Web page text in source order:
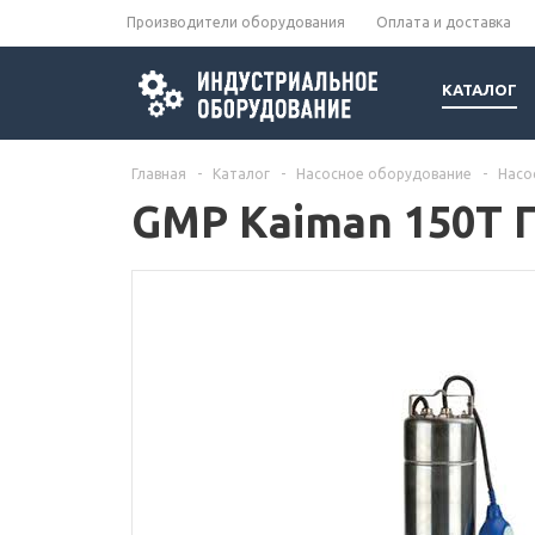
Производители оборудования Оплата и доставка
КАТАЛОГ
Главная - Каталог - Насосное оборудование -
GMP Kaiman